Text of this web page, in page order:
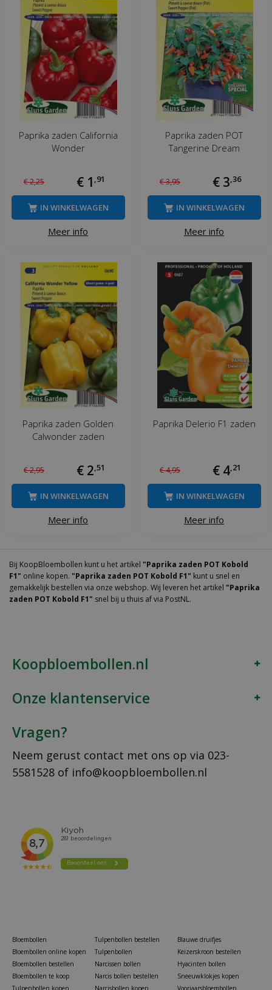
Paprika zaden California
Wonder
€2,25 € 1 ,91
Meer info
IN WINKELWAGEN
Paprika zaden POT
Tangerine Dream
€3,95 € 3,36
Meer info
IN WINKELWAGEN
Paprika zaden Golden
Calwonder zaden
€2,95 € 2,51
Meer info
IN WINKELWAGEN
Paprika Delerio F1 zaden
€4,95 € 4,21
Meer info
IN WINKELWAGEN
Bij KoopBloembollen kunt u het artikel "Paprika zaden POT Kobold
F1" online kopen. "Paprika zaden POT Kobold F1" kunt u snel en
gemakkelijk bestellen via onze webshop. Wij leveren het artikel "Paprika
zaden POT Kobold F1" snel bij u thuis af via PostNL.
Koopbloembollen.nl
Onze klantenservice
Vragen?
Neem gerust contact met ons op via 023-
5581528 of info@koopbloembollen.nl
Bloembollen
Bloembollen online kopen
Bloembollen bestellen
Bloembollen te koop
Tulpenbollen kopen
Tulpenbollen bestellen
Tulpenbollen
Narcissen bollen
Narcis bollen bestellen
Narcisbollen kopen
Blauwe druifjes
Keizerskroon bestellen
Hyacinten bollen
Sneeuwklokjes kopen
Voorjaarsbloembollen